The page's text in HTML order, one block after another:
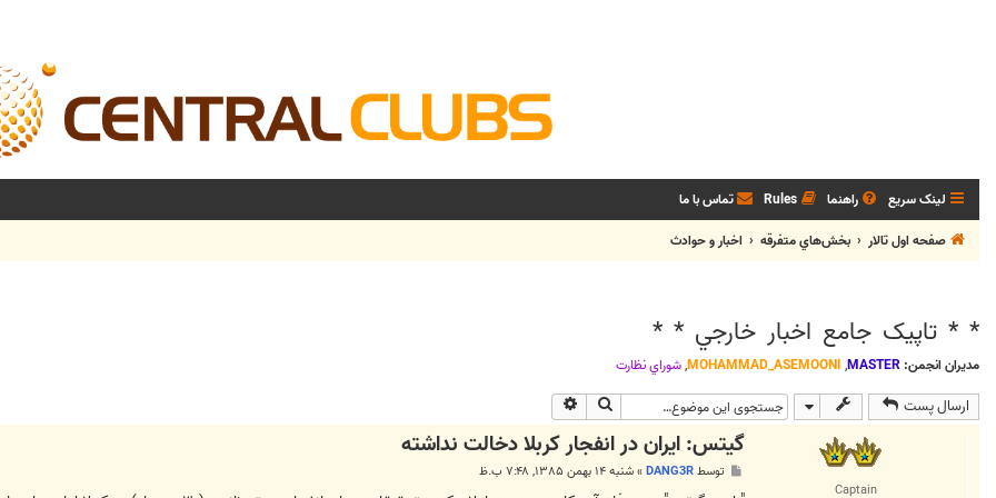
لینک سریع راهنما Rules تماس با ما
صفحه اول تالار
بخش‌‌هاي متفرقه اخبار و حوادث
* * تاپيک جامع اخبار خارجي * *
مدیران انجمن: MASTER
,
MOHAMMAD_ASEMOONI
,شوراي نظارت
ارسال پست جستجو
Captain
گيتس: ايران در انفجار كربلا دخالت نداشته
توسطDANG3R
»شنبه ۱۴ بهمن ۱۳۸۵, ۷:۴۸ ب.ظ